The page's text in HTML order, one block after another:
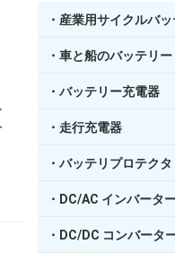
・産業用サイクルバ
・車と船のバッテリー
・バッテリー充電器
・走行充電器
・バッテリプロテクタ
・DC/AC インバータ
・DC/DC コンバータ